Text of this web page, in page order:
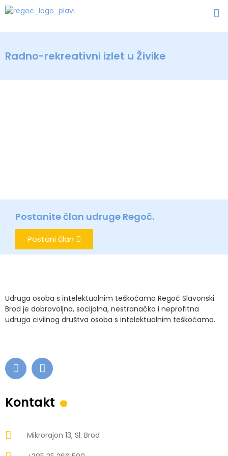
Radno-rekreativni izlet u Živike
Postanite član udruge Regoč.
Postani član
Udruga osoba s intelektualnim teškoćama Regoč Slavonski
Brod je dobrovoljna, socijalna, nestranačka i neprofitna
udruga civilnog društva osoba s intelektualnim teškoćama.
Kontakt .
Mikrorajon 13, Sl. Brod